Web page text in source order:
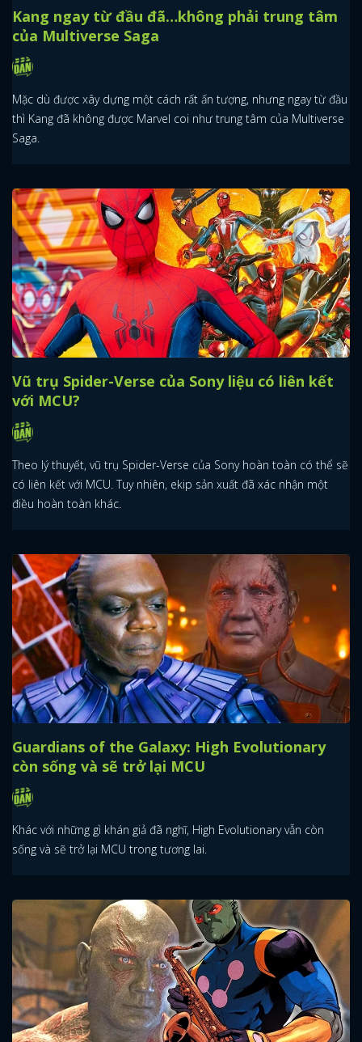
Kang ngay từ đầu đã…không phải trung tâm
của Multiverse Saga
Mặc dù được xây dựng một cách rất ấn tượng, nhưng ngay từ đầu
thì Kang đã không được Marvel coi như trung tâm của Multiverse
Saga.
Vũ trụ Spider-Verse của Sony liệu có liên kết
với MCU?
Theo lý thuyết, vũ trụ Spider-Verse của Sony hoàn toàn có thể sẽ
có liên kết với MCU. Tuy nhiên, ekip sản xuất đã xác nhận một
điều hoàn toàn khác.
Guardians of the Galaxy: High Evolutionary
còn sống và sẽ trở lại MCU
Khác với những gì khán giả đã nghĩ, High Evolutionary vẫn còn
sống và sẽ trở lại MCU trong tương lai.